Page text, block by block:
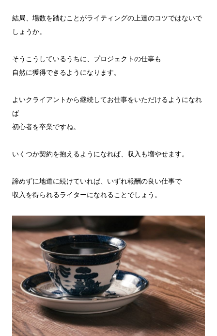
結局、場数を踏むことがライティングの上達のコツではないで
しょうか。
そうこうしているうちに、プロジェクトの仕事も
自然に獲得できるようになります。
よいクライアントから継続してお仕事をいただけるようになれ
ば
初心者を卒業ですね。
いくつか契約を抱えるようになれば、収入も増やせます。
諦めずに地道に続けていれば、いずれ報酬の良い仕事で
収入を得られるライターになれることでしょう。